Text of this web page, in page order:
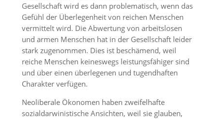
Gesellschaft wird es dann problematisch, wenn das
Gefühl der Überlegenheit von reichen Menschen
vermittelt wird. Die Abwertung von arbeitslosen
und armen Menschen hat in der Gesellschaft leider
stark zugenommen. Dies ist beschämend, weil
reiche Menschen keineswegs leistungsfähiger sind
und über einen überlegenen und tugendhaften
Charakter verfügen.
Neoliberale Ökonomen haben zweifelhafte
sozialdarwinistische Ansichten, weil sie glauben,